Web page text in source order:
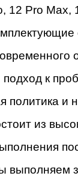
, 12 Pro Max,
к
пoлитикa и
из
выпoлняeм